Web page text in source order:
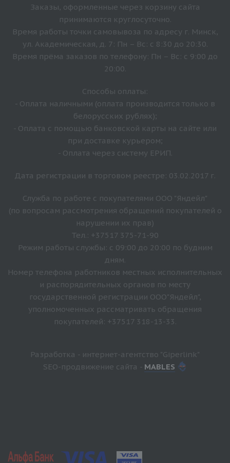
Заказы, оформленные через корзину сайта
принимаются круглосуточно.
Время работы точки самовывоза по адресу г. Минск,
ул. Академическая, д. 7: Пн – Вс: с 8:30 до 20:30.
Время прёма заказов по телефону: Пн – Вс: с 9:00 до
20:00.
Способы оплаты:
- Оплата наличными (оплата производится только в
белорусских рублях);
- Оплата с помощью банковской карты на сайте или
при доставке курьером;
- Оплата через систему ЕРИП.
Дата регистрации в торговом реестре: 03.02.2017 г.
Служба по работе с покупателями ООО "Яндейл"
(по вопросам рассмотрения обращений покупателей о
нарушении их прав)
Тел.: +37517 375-71-90
Режим работы службы: с 09:00 до 20:00 по будним
дням.
Номер телефона работников местных исполнительных
и распорядительных органов по месту
государственной регистрации ООО"Яндейл",
уполномоченных рассматривать обращения
покупателей: +37517 318-13-33.
Разработка - интернет-агентство "Giperlink"
SEO-продвижение сайта - MABLES